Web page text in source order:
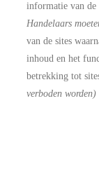
informatie van de
Handelaars
van de sites
inhoud en het
betrekking tot
verboden worden)